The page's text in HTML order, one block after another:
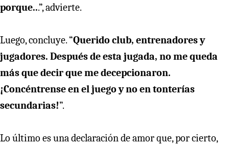
porque...”, advierte.
Luego, concluye. “Querido club, entrenadores y
jugadores. Después de esta jugada, no me queda
más que decir que me decepcionaron.
¡Concéntrense en el juego y no en tonterías
secundarias!”.
Lo último es una declaración de amor que, por cierto,